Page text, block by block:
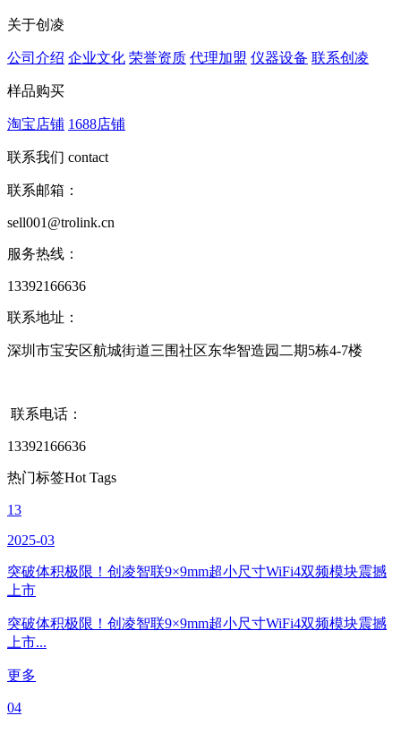
关于创凌
公司介绍 企业文化 荣誉资质 代理加盟 仪器设备 联系创凌
样品购买
淘宝店铺 1688店铺
联系我们 contact
联系邮箱：
sell001@trolink.cn
服务热线：
13392166636
联系地址：
深圳市宝安区航城街道三围社区东华智造园二期5栋4-7楼
联系电话：
13392166636
热门标签Hot Tags
13
2025-03
突破体积极限！创凌智联9×9mm超小尺寸WiFi4双频模块震撼
上市
突破体积极限！创凌智联9×9mm超小尺寸WiFi4双频模块震撼
上市...
更多
04